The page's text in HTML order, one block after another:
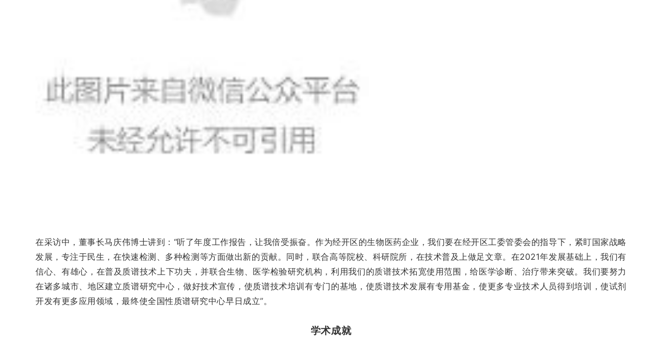
在采访中，董事长马庆伟博士讲到：“听了年度工作报告，让我倍受振奋。作为经开区的生物医药企业，我们要在经开区工委管委会的指导下，紧盯国家战略
发展，专注于民生，在快速检测、多种检测等方面做出新的贡献。同时，联合高等院校、科研院所，在技术普及上做足文章。在2021年发展基础上，我们有
信心、有雄心，在普及质谱技术上下功夫，并联合生物、医学检验研究机构，利用我们的质谱技术拓宽使用范围，给医学诊断、治疗带来突破。我们要努力
在诸多城市、地区建立质谱研究中心，做好技术宣传，使质谱技术培训有专门的基地，使质谱技术发展有专用基金，使更多专业技术人员得到培训，使试剂
开发有更多应用领域，最终使全国性质谱研究中心早日成立”。
学术成就